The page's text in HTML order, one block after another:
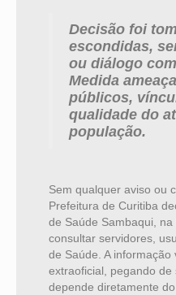
Decisão foi
escondidas,
ou diálogo
Medida
públicos,
qualidade do
população.
Sem qualquer aviso ou
Prefeitura de Curitiba
de Saúde Sambaqui,
consultar servidores,
de Saúde. A
extraoficial, pegando
depende diretamente